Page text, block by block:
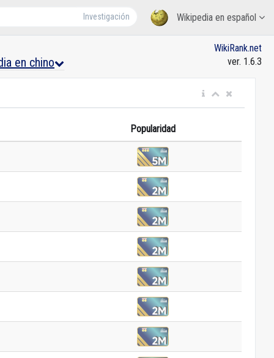
Wikipedia en español
Investigación
en chino
WikiRank.net
ver. 1.6.3
Popularidad